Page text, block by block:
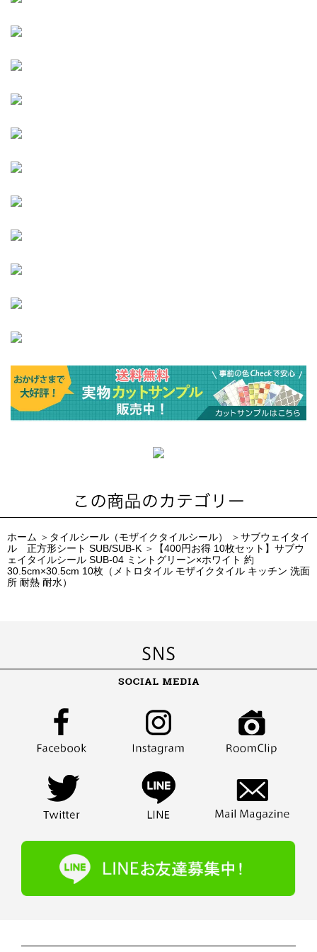
ホーム ＞ タイルシール（モザイクタイルシール） ＞サブウェイタイ
ル 正方形シート SUB/SUB-K ＞
【400円お得 10枚セット】サブウ
ェイタイルシール SUB-04 ミントグリーン×ホワイト 約
30.5cm×30.5cm 10枚（メトロタイル モザイクタイル キッチン 洗面
所 耐熱 耐水）